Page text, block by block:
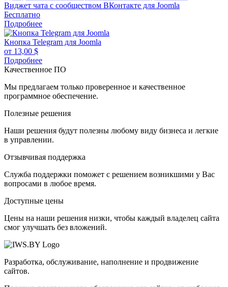
Виджет чата с сообществом ВКонтакте для Joomla
Бесплатно
Подробнее
Кнопка Telegram для Joomla
от 13,00 $
Подробнее
Качественное ПО
Мы предлагаем только проверенное и качественное
программное обеспечение.
Полезные решения
Наши решения будут полезны любому виду бизнеса и легкие
в управлении.
Отзывчивая поддержка
Служба поддержки поможет с решением возникшими у Вас
вопросами в любое время.
Доступные цены
Цены на наши решения низки, чтобы каждый владелец сайта
смог улучшать без вложений.
Разработка, обслуживание, наполнение и продвижение
сайтов.